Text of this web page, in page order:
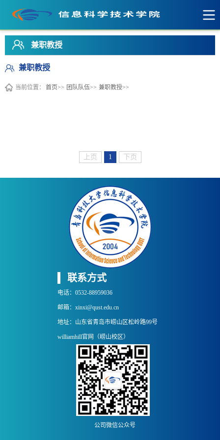
英国·威廉希尔(WilliamHill)中文官网-
兼职教授
兼职教授
当前位置： 首页>> 团队队伍>> 兼职教授>>
上页 1 下页
联系方式
电话：0532-88959036
邮箱：xinxi@qust.edu.cn
地址：山东省青岛市崂山区松岭路99号
williamhill官网（崂山校区）
公司微信公众号